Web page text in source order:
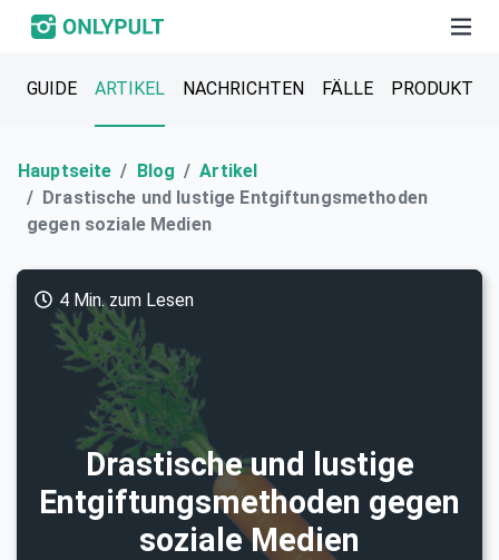
GUIDE ARTIKEL NACHRICHTEN FÄLLE PRODUKT
Hauptseite Blog
Artikel
Drastische und lustige Entgiftungsmethoden
gegen soziale Medien
Drastische und lustige
Entgiftungsmethoden gegen
soziale Medien
4 Min. zum Lesen